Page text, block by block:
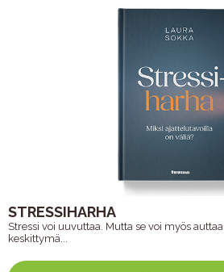
STRESSIHARHA
Stressi voi uuvuttaa. Mutta se voi myös auttaa
keskittymä...